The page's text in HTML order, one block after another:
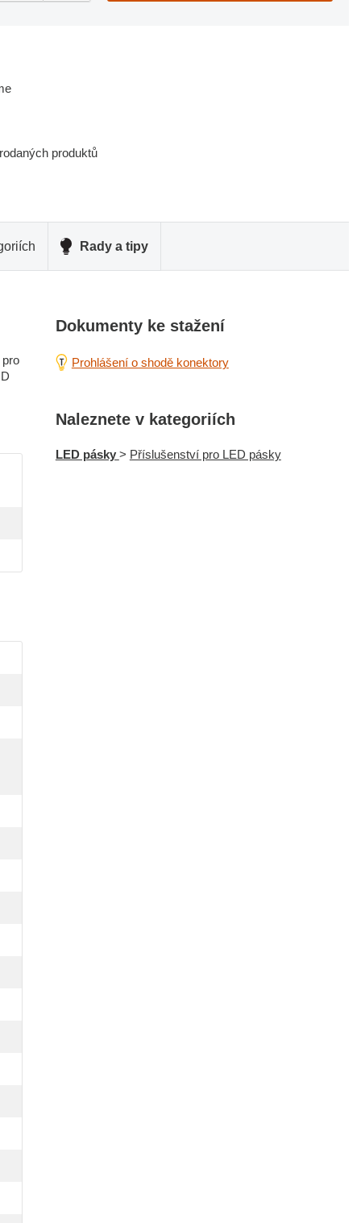
produktů
Rady a tipy
Dokumenty ke stažení
Prohlášení o shodě konektory
Naleznete v kategoriích
LED pásky > Příslušenství pro LED pásky